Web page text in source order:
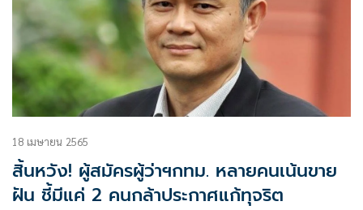
18 เมษายน 2565
สิ้นหวัง! ผู้สมัครผู้ว่าฯกทม. หลายคนเน้นขาย
ฝัน ชี้มีแค่ 2 คนกล้าประกาศแก้ทุจริต